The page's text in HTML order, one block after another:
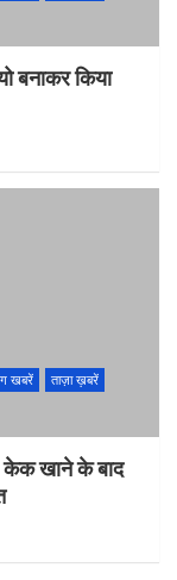
बनाकर किया
खबरें
ताज़ा ख़बरें
केक खाने के बाद